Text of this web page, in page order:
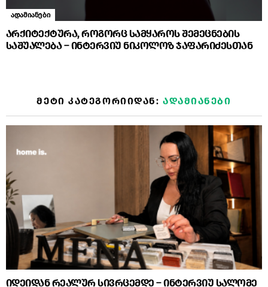
ადამიანები
არქიტექტურა, როგორც სამყაროს შემეცნების
საშუალება – ინტერვიუ ნიკოლოზ ჯაფარიძესთან
ᲛᲔᲢᲘ ᲙᲐᲢᲔᲒᲝᲠᲘᲘᲓᲐᲜ: ᲐᲓᲐᲛᲘᲐᲜᲔᲑᲘ
იდეიდან რეალურ სივრცემდე – ინტერვიუ სალომე